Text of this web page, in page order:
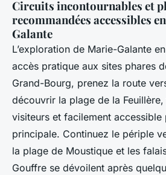
Circuits incontournables et
recommandées accessibles
Galante
L’exploration de Marie-Galante
accès pratique aux sites phares
Grand-Bourg, prenez la route
découvrir la plage de la
visiteurs et facilement accessible
principale. Continuez le périple
la plage de Moustique et les
Gouffre se dévoilent après